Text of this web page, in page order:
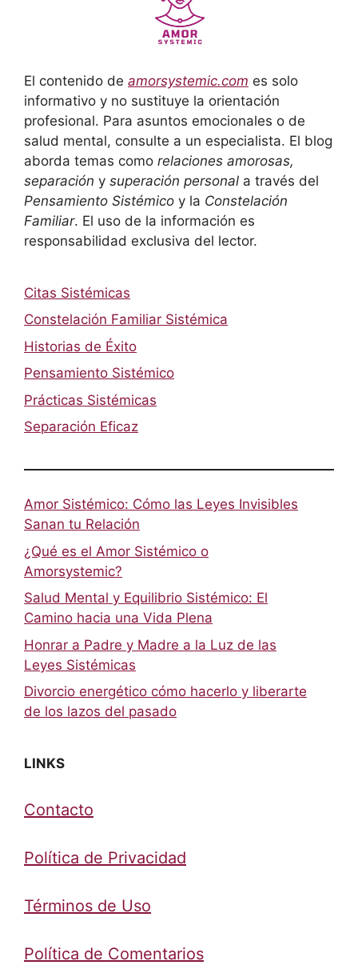
El contenido de amorsystemic.com es solo
informativo y no sustituye la orientación
profesional. Para asuntos emocionales o de
salud mental, consulte a un especialista. El blog
aborda temas como relaciones amorosas,
separación y superación personal a través del
Pensamiento Sistémico y la Constelación
Familiar. El uso de la información es
responsabilidad exclusiva del lector.
Citas Sistémicas
Constelación Familiar Sistémica
Historias de Éxito
Pensamiento Sistémico
Prácticas Sistémicas
Separación Eficaz
Amor Sistémico: Cómo las Leyes Invisibles
Sanan tu Relación
¿Qué es el Amor Sistémico o
Amorsystemic?
Salud Mental y Equilibrio Sistémico: El
Camino hacia una Vida Plena
Honrar a Padre y Madre a la Luz de las
Leyes Sistémicas
Divorcio energético cómo hacerlo y liberarte
de los lazos del pasado
LINKS
Contacto
Política de Privacidad
Términos de Uso
Política de Comentarios